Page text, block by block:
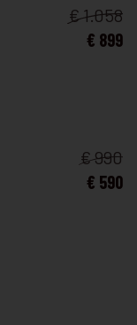
€ 1.058
€ 899
€ 990
€ 590